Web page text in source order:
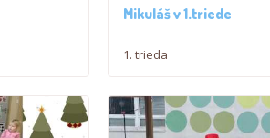
Mikuláš v 1.triede
1. trieda